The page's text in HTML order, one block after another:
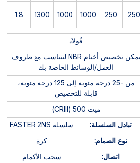
250
250
1000
1000
1300
1.8
فُولاَذ
يمكن تخصيص أختام NBR لتتناسب مع ظروف
العمل/الوسائط الخاصة بك
من -25 درجة مئوية إلى 125 درجة مئوية،
قابلة للتخصيص
ميت 500 (CRIII)
تبادل السلسلة:
سلسلة FASTER 2NS
نوع الصمام:
كرة
اتصال:
سحب الأكمام